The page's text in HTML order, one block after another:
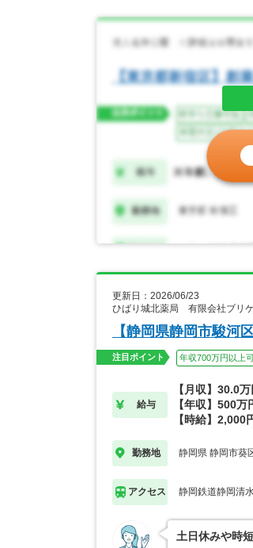
更新日：2026/06/23
ひばり城北薬局 有限会社ブリ
【静岡県静岡市駿河
注目ポイント 年収700万円以上
給与
【月収】30.0
【年収】500万
【時給】2,000
勤務地 静岡県 静岡市葵
アクセス 静岡鉄道静岡清
土日休みや時